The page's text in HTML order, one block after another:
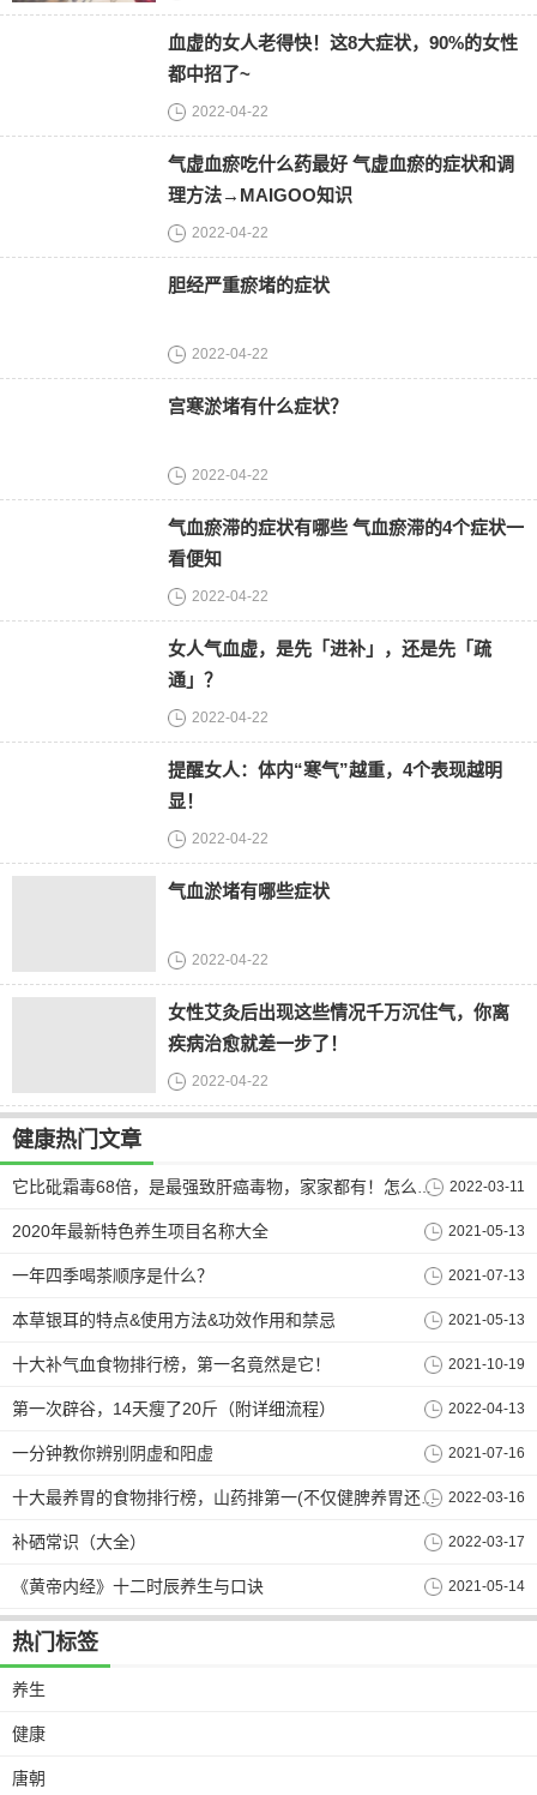
血虚的女人老得快！这8大症状，90%的女性
都中招了~
2022-04-22
气虚血瘀吃什么药最好 气虚血瘀的症状和调
理方法→MAIGOO知识
2022-04-22
胆经严重瘀堵的症状
2022-04-22
宫寒淤堵有什么症状？
2022-04-22
气血瘀滞的症状有哪些 气血瘀滞的4个症状一
看便知
2022-04-22
女人气血虚，是先「进补」，还是先「疏
通」？
2022-04-22
提醒女人：体内“寒气”越重，4个表现越明
显！
2022-04-22
气血淤堵有哪些症状
2022-04-22
女性艾灸后出现这些情况千万沉住气，你离
疾病治愈就差一步了！
2022-04-22
健康热门文章
它比砒霜毒68倍，是最强致肝癌毒物，家家都有！怎么办？ 2022-03-11
2020年最新特色养生项目名称大全 2021-05-13
一年四季喝茶顺序是什么？ 2021-07-13
本草银耳的特点&使用方法&功效作用和禁忌 2021-05-13
十大补气血食物排行榜，第一名竟然是它！ 2021-10-19
第一次辟谷，14天瘦了20斤（附详细流程） 2022-04-13
一分钟教你辨别阴虚和阳虚 2021-07-16
十大最养胃的食物排行榜，山药排第一(不仅健脾养胃还润肺止咳) 2022-03-16
补硒常识（大全） 2022-03-17
《黄帝内经》十二时辰养生与口诀 2021-05-14
热门标签
养生
健康
唐朝